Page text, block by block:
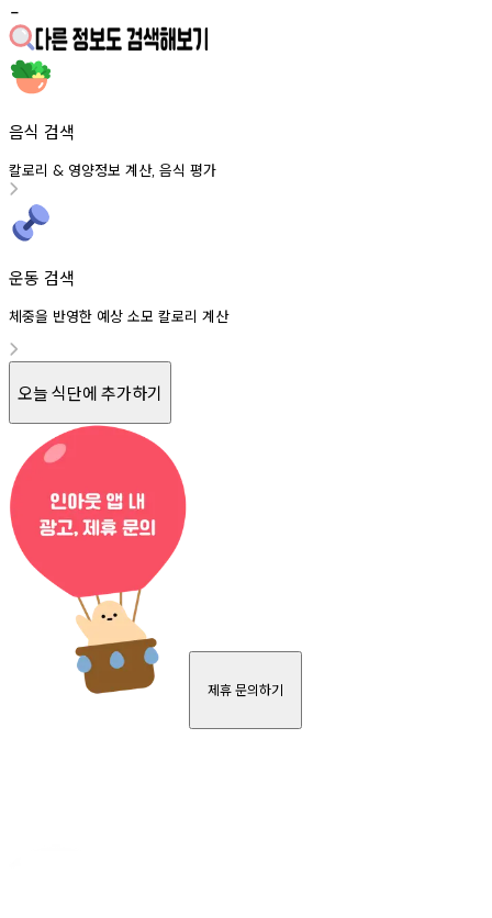
-
음식 검색
칼로리 & 영양정보 계산, 음식 평가
운동 검색
체중을 반영한 예상 소모 칼로리 계산
오늘 식단에 추가하기
제휴 문의하기